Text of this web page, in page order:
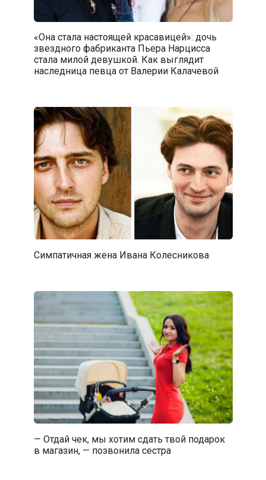
«Она стала настоящей красавицей»: дочь
звездного фабриканта Пьера Нарцисса
стала милой девушкой. Как выглядит
наследница певца от Валерии Калачевой
Симпатичная жена Ивана Колесникова
— Отдай чек, мы хотим сдать твой подарок
в магазин, — позвонила сестра